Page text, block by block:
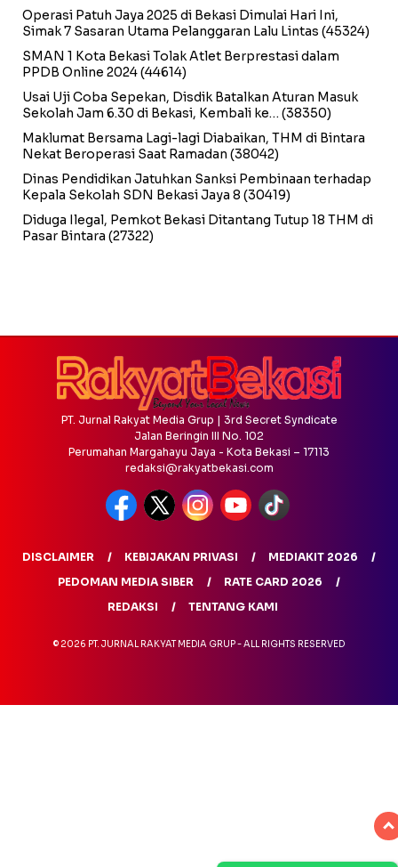
Operasi Patuh Jaya 2025 di Bekasi Dimulai Hari Ini,
Simak 7 Sasaran Utama Pelanggaran Lalu Lintas (45324)
SMAN 1 Kota Bekasi Tolak Atlet Berprestasi dalam
PPDB Online 2024(44614)
Usai Uji Coba Sepekan, Disdik Batalkan Aturan Masuk
Sekolah Jam 6.30 di Bekasi, Kembali ke… (38350)
Maklumat Bersama Lagi-lagi Diabaikan, THM di Bintara
Nekat Beroperasi Saat Ramadan (38042)
Dinas Pendidikan Jatuhkan Sanksi Pembinaan terhadap
Kepala Sekolah SDN Bekasi Jaya 8 (30419)
Diduga Ilegal, Pemkot Bekasi Ditantang Tutup 18 THM di
Pasar Bintara (27322)
PT. Jurnal Rakyat Media Grup | 3rd Secret Syndicate
Jalan Beringin III No. 102
Perumahan Margahayu Jaya - Kota Bekasi – 17113
redaksi@rakyatbekasi.com
DISCLAIMER KEBIJAKAN PRIVASI
MEDIAKIT 2026
PEDOMAN MEDIA SIBER
RATE CARD 2026
REDAKSI
TENTANG KAMI
© 2026 PT. JURNAL RAKYAT MEDIA GRUP - ALL RIGHTS RESERVED